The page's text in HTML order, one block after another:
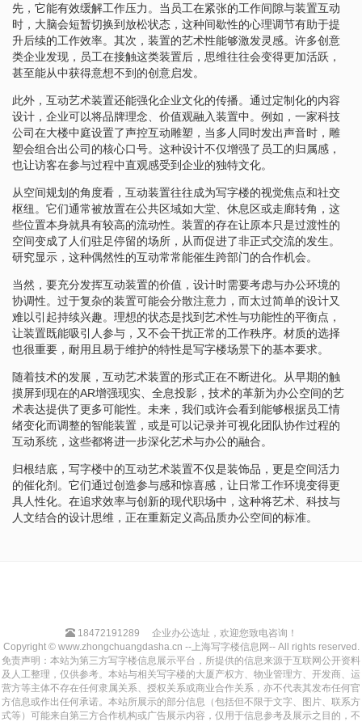
先，它能有效缓解工作压力。当员工在紧张的工作间隙与装置互动
时，大脑会短暂切换到放松状态，这种间歇性的心理调节有助于提
升后续的工作效率。其次，装置的艺术性能够激发灵感。许多创意
类企业发现，员工在接触这类装置后，思维往往会变得更加活跃，
甚至能从中获得意想不到的创意启发。
此外，互动艺术装置还能强化企业文化的传播。通过定制化的内容
设计，企业可以将品牌理念、价值观融入装置中。例如，一家科技
公司在大楼中庭设置了声控互动雕塑，当多人同时发出声音时，雕
塑会组合出公司的核心口号。这种设计不仅增强了员工的归属感，
也让访客在参与过程中直观感受到企业的独特文化。
从空间规划的角度看，互动装置往往成为写字楼的视觉焦点和社交
枢纽。它们通常被放置在公共区域如大堂、休息区或走廊转角，这
些位置本身就具有较高的流动性。装置的存在让原本只是过渡性的
空间变成了人们驻足停留的场所，从而促进了非正式交流的发生。
研究显示，这种偶然性的互动常常能催生跨部门的合作机会。
当然，要充分发挥互动装置的价值，设计时需要考虑与办公环境的
协调性。过于复杂的装置可能会分散注意力，而太过简单的设计又
难以引起持续兴趣。理想的状态是找到艺术性与功能性的平衡点，
让装置既能吸引人参与，又不会干扰正常的工作秩序。材质的选择
也很重要，耐用且易于维护的特性是写字楼场景下的基本要求。
随着技术的发展，互动艺术装置的形式正在不断进化。从早期的触
摸屏到现在的AR增强现实、全息投影，技术的革新为办公空间的艺
术表达提供了更多可能性。未来，我们或许会看到能够根据员工情
绪变化而调整的智能装置，或是可以记录并可视化团队协作过程的
互动系统，这些都将进一步深化艺术与办公的融合。
归根结底，写字楼中的互动艺术装置不仅是装饰品，更是空间活力
的催化剂。它们通过创造参与感和惊喜感，让日常工作环境变得更
具人性化。在追求效率与创新的现代职场中，这种将艺术、科技与
人文结合的设计思维，正在重新定义高品质办公空间的标准。
18472191289
企业办公选址，欢迎您致电咨询！
Copyright © www.zhongchuangdasha.cn --上海写字楼信息网-- All rights reserved.
免责声明：本站为第三方写字楼信息展示平台，所提供的信息来源于互联网公开资料
及人工整理，仅供参考。本站与相关写字楼的大厦产权方、物业管理方、开发商、运
营方等主体不存在任何隶属关系、授权关系或商业合作关系，亦不代表其发布任何官
方信息或作出任何承诺。本站所展示的部分信息（包括但不限于文字、图片、联系方
式等）可能来自第三方合作机构或广告展示内容，仅用于信息参考及展示之目的，不